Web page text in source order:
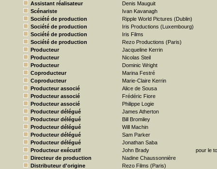
Assistant réalisateur
Denis Mauguit
Scénariste
Ivan Kavanagh
Société de production
Ripple World Pictures (Dublin)
Société de production
Iris Productions (Luxembourg)
Société de production
Iris Films
Société de production
Rezo Productions (Paris)
Producteur
Jacqueline Kerrin
Producteur
Nicolas Steil
Producteur
Dominic Wright
Coproducteur
Marina Festré
Coproducteur
Marie-Claire Kerrin
Producteur associé
Alice de Sousa
Producteur associé
Frédéric Fiore
Producteur associé
Philippe Logie
Producteur délégué
James Atherton
Producteur délégué
Bill Bromiley
Producteur délégué
Will Machin
Producteur délégué
Sam Parker
Producteur délégué
Jonathan Saba
Producteur exécutif
John Brady
pour le
Directeur de production
Nadine Chaussonnière
Distributeur d'origine
Rezo Films (Paris)